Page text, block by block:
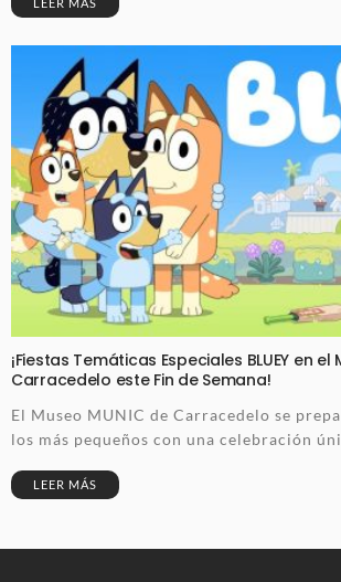
¡Fiestas Temáticas Especiales BLUEY en el
Carracedelo este Fin de Semana!
El Museo MUNIC de Carracedelo se
los más pequeños con una celebración
LEER MÁS